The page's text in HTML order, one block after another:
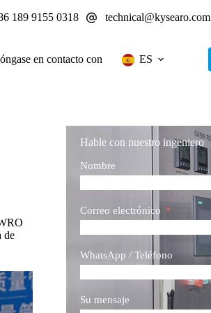
189 9155 0318 technical@kysearo.com
en contacto con ES
de
Hable con nuestro ingeniero
Nombre
Correo electrónico
WhatsApp / Teléfono
Su mensaje